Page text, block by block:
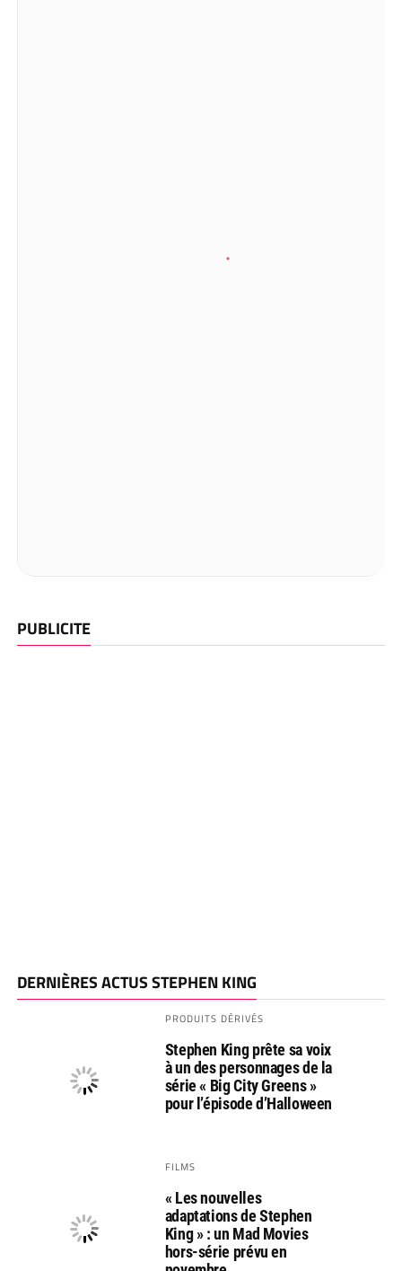
PUBLICITE
DERNIÈRES ACTUS STEPHEN KING
PRODUITS DÉRIVÉS
Stephen King prête sa voix
à un des personnages de la
série « Big City Greens »
pour l’épisode d’Halloween
FILMS
« Les nouvelles
adaptations de Stephen
King » : un Mad Movies
hors-série prévu en